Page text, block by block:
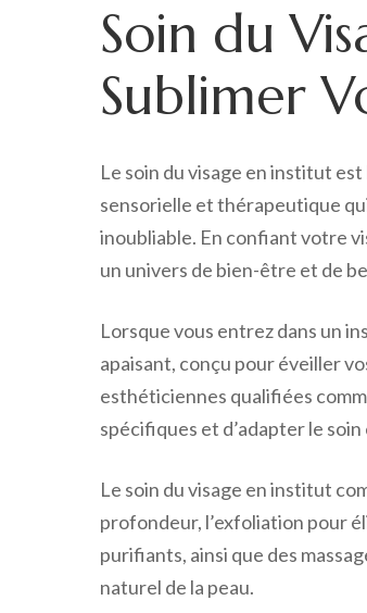
Soin du
Sublimer
Le soin du visage en institut
sensorielle et thérapeutique
inoubliable. En confiant votre
un univers de bien-être et de
Lorsque vous entrez dans un
apaisant, conçu pour éveiller
esthéticiennes qualifiées
spécifiques et d’adapter le
Le soin du visage en institut
profondeur, l’exfoliation pour
purifiants, ainsi que des
naturel de la peau.